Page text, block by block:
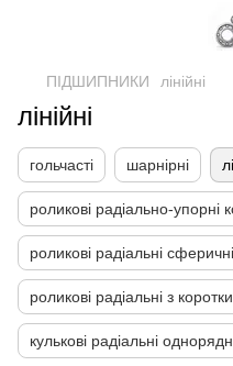
ПІДШИПНИКИ лінійні
лінійні
гольчасті шарнірні
роликові радіально-упорні
роликові радіальні
кулькові радіальні